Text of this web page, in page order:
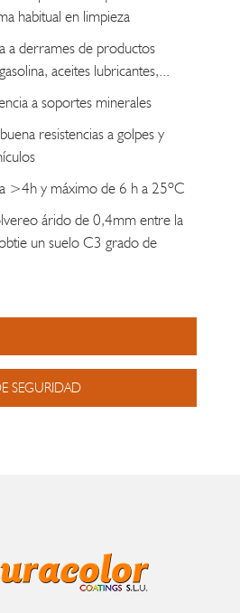
habitual en limpieza
a derrames de productos
aceites lubricantes,...
a soportes minerales
resistencias a golpes y
>4h y máximo de 6 h a 25ºC
árido de 0,4mm entre la
un suelo C3 grado de
SEGURIDAD